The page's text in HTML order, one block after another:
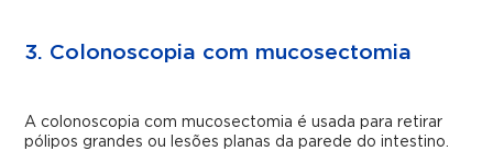
3. Colonoscopia com mucosectomia
A colonoscopia com mucosectomia é usada para retirar
pólipos grandes ou lesões planas da parede do intestino.